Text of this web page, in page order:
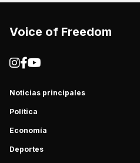
Voice of Freedom
Noticias principales
Política
Economía
Deportes